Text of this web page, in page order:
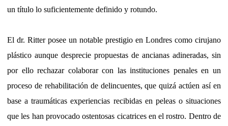
un título lo suficientemente definido y rotundo.
El dr. Ritter posee un notable prestigio en Londres como cirujano
plástico aunque desprecie propuestas de ancianas adineradas, sin
por ello rechazar colaborar con las instituciones penales en un
proceso de rehabilitación de delincuentes, que quizá actúen así en
base a traumáticas experiencias recibidas en peleas o situaciones
que les han provocado ostentosas cicatrices en el rostro. Dentro de